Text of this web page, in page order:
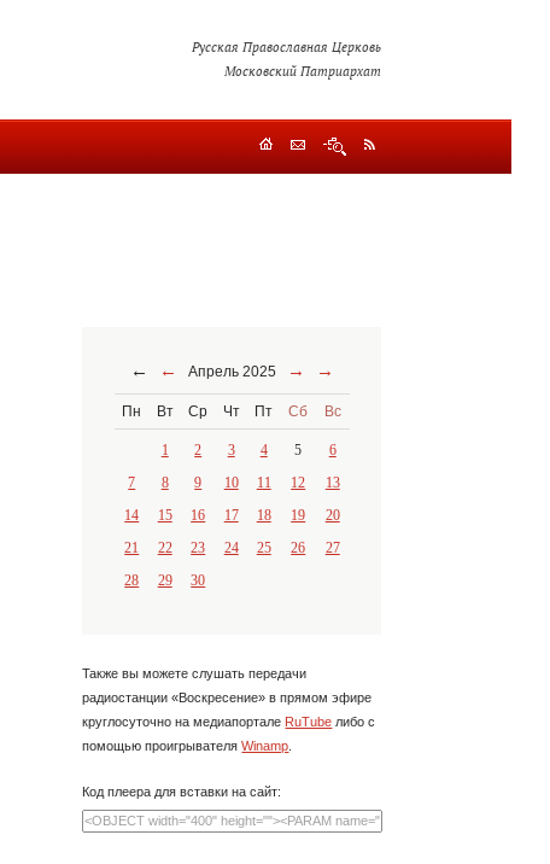
Русская Православная Церковь
Московский Патриархат
← ← Апрель 2025 → →
Пн Вт Ср Чт Пт Сб Вс
1 2 3 4 5
6
7
8 9 10 11 12
13
14
15 16 17 18 19
20
21
22 23 24 25 26
27
28
29 30
Также вы можете слушать передачи
радиостанции «Воскресение» в прямом эфире
круглосуточно на медиапортале RuTube либо с
помощью проигрывателяWinamp.
Код плеера для вставки на сайт: